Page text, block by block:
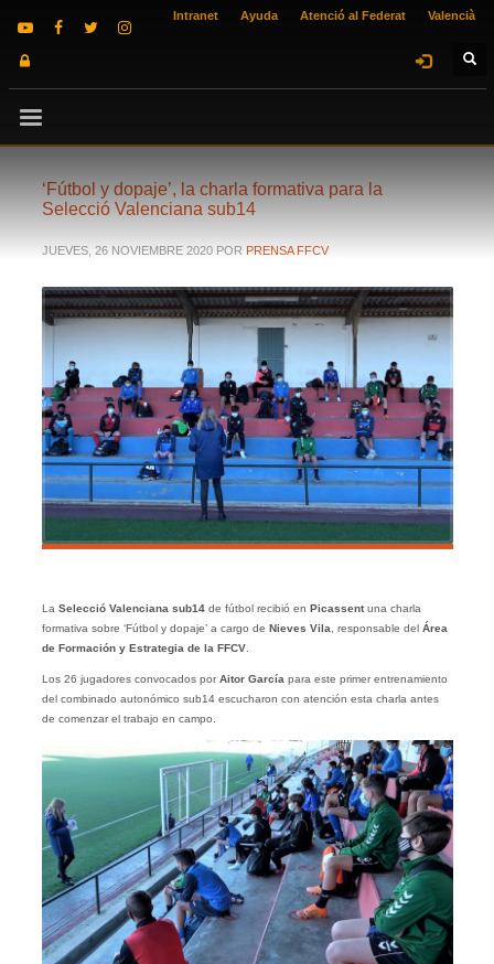
Intranet Ayuda Atenció al Federat Valencià
‘Fútbol y dopaje’, la charla formativa para la
Selecció Valenciana sub14
JUEVES, 26 NOVIEMBRE 2020 POR PRENSA FFCV
La Selecció Valenciana sub14 de fútbol recibió en Picassentuna charla
formativa sobre ‘Fútbol y dopaje’ a cargo de Nieves Vila , responsable del Área
de Formación y Estrategia de la FFCV.
Los 26 jugadores convocados porAitor García para este primer entrenamiento
del combinado autonómico sub14 escucharon con atención esta charla antes
de comenzar el trabajo en campo.